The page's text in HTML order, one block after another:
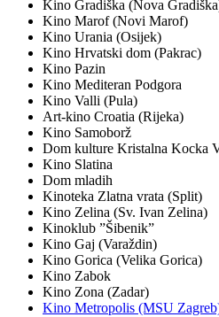
Kino Gradiška (Nova
Kino Marof (Novi Marof)
Kino Urania (Osijek)
Kino Hrvatski dom (Pakrac)
Kino Pazin
Kino Mediteran Podgora
Kino Valli (Pula)
Art-kino Croatia (Rijeka)
Kino Samoborž
Dom kulture Kristalna Kocka
Kino Slatina
Dom mladih
Kinoteka Zlatna vrata (Split)
Kino Zelina (Sv. Ivan Zelina)
Kinoklub ”Šibenik”
Kino Gaj (Varaždin)
Kino Gorica (Velika Gorica)
Kino Zabok
Kino Zona (Zadar)
Kino Metropolis (MSU